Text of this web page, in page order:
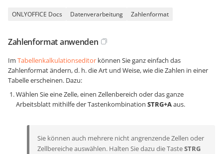
ONLYOFFICE Docs Datenverarbeitung Zahlenformat
Zahlenformat anwenden
Im Tabellenkalkulationseditor können Sie ganz einfach das
Zahlenformat ändern, d. h. die Art und Weise, wie die Zahlen in einer
Tabelle erscheinen. Dazu:
Wählen Sie eine Zelle, einen Zellenbereich oder das ganze
Arbeitsblatt mithilfe der Tastenkombination STRG+Aaus.
Sie können auch mehrere nicht angrenzende Zellen oder
Zellbereiche auswählen. Halten Sie dazu die TasteSTRG